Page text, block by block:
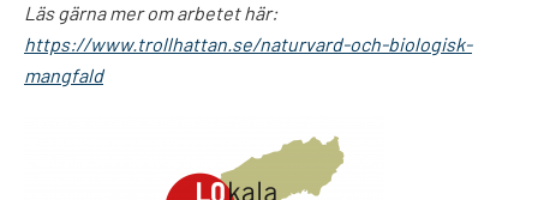
Läs gärna mer om arbetet här:
https://www.trollhattan.se/naturvard-och-biologisk-
mangfald